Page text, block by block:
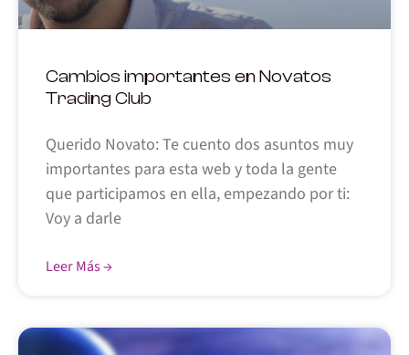
Cambios importantes en Novatos
Trading Club
Querido Novato: Te cuento dos asuntos muy
importantes para esta web y toda la gente
que participamos en ella, empezando por ti:
Voy a darle
Leer Más →